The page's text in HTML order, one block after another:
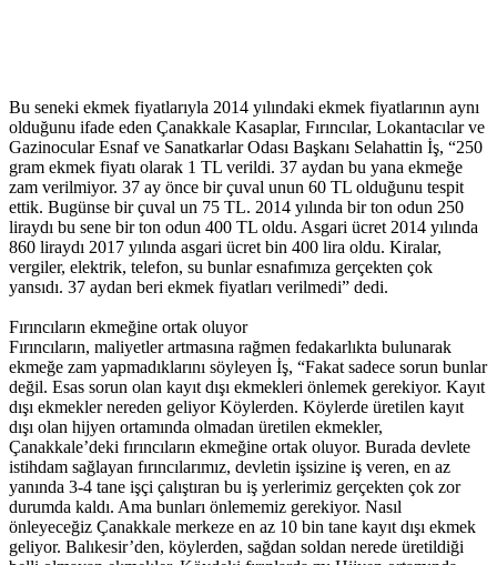
Bu seneki ekmek fiyatlarıyla 2014 yılındaki ekmek fiyatlarının aynı
olduğunu ifade eden Çanakkale Kasaplar, Fırıncılar, Lokantacılar ve
Gazinocular Esnaf ve Sanatkarlar Odası Başkanı Selahattin İş, “250
gram ekmek fiyatı olarak 1 TL verildi. 37 aydan bu yana ekmeğe
zam verilmiyor. 37 ay önce bir çuval unun 60 TL olduğunu tespit
ettik. Bugünse bir çuval un 75 TL. 2014 yılında bir ton odun 250
liraydı bu sene bir ton odun 400 TL oldu. Asgari ücret 2014 yılında
860 liraydı 2017 yılında asgari ücret bin 400 lira oldu. Kiralar,
vergiler, elektrik, telefon, su bunlar esnafımıza gerçekten çok
yansıdı. 37 aydan beri ekmek fiyatları verilmedi” dedi.
Fırıncıların ekmeğine ortak oluyor
Fırıncıların, maliyetler artmasına rağmen fedakarlıkta bulunarak
ekmeğe zam yapmadıklarını söyleyen İş, “Fakat sadece sorun bunlar
değil. Esas sorun olan kayıt dışı ekmekleri önlemek gerekiyor. Kayıt
dışı ekmekler nereden geliyor Köylerden. Köylerde üretilen kayıt
dışı olan hijyen ortamında olmadan üretilen ekmekler,
Çanakkale’deki fırıncıların ekmeğine ortak oluyor. Burada devlete
istihdam sağlayan fırıncılarımız, devletin işsizine iş veren, en az
yanında 3-4 tane işçi çalıştıran bu iş yerlerimiz gerçekten çok zor
durumda kaldı. Ama bunları önlememiz gerekiyor. Nasıl
önleyeceğiz Çanakkale merkeze en az 10 bin tane kayıt dışı ekmek
geliyor. Balıkesir’den, köylerden, sağdan soldan nerede üretildiği